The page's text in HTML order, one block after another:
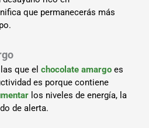
que permanecerás más
las que elchocolate amargo es
es porque contiene
los niveles de energía, la
de alerta.